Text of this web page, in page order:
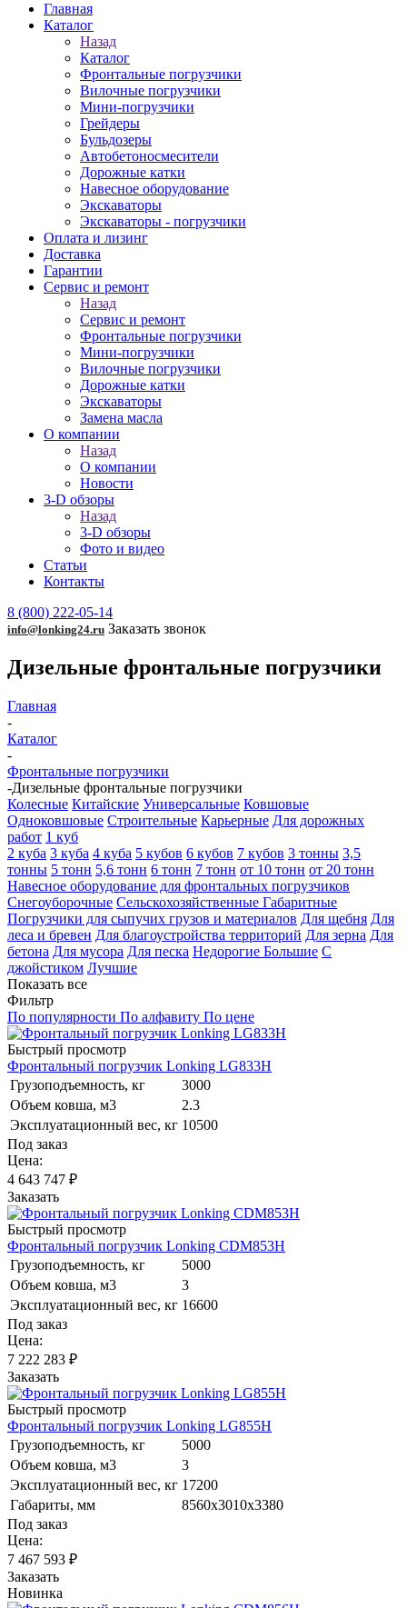
Главная
Каталог
Назад
Каталог
Фронтальные погрузчики
Вилочные погрузчики
Мини-погрузчики
Грейдеры
Бульдозеры
Автобетоносмесители
Дорожные катки
Навесное оборудование
Экскаваторы
Экскаваторы - погрузчики
Оплата и лизинг
Доставка
Гарантии
Сервис и ремонт
Назад
Сервис и ремонт
Фронтальные погрузчики
Мини-погрузчики
Вилочные погрузчики
Дорожные катки
Экскаваторы
Замена масла
О компании
Назад
О компании
Новости
3-D обзоры
Назад
3-D обзоры
Фото и видео
Статьи
Контакты
8 (800) 222-05-14
info@lonking24.ru Заказать звонок
Дизельные фронтальные погрузчики
Главная
-
Каталог
-
Фронтальные погрузчики
-Дизельные фронтальные погрузчики
Колесные Китайские Универсальные Ковшовые
Одноковшовые Строительные Карьерные Для дорожных
работ 1 куб
2 куба 3 куба 4 куба 5 кубов 6 кубов 7 кубов 3 тонны 3,5
тонны 5 тонн 5,6 тонн 6 тонн 7 тонн от 10 тонн от 20 тонн
Навесное оборудование для фронтальных погрузчиков
Снегоуборочные Сельскохозяйственные Габаритные
Погрузчики для сыпучих грузов и материалов Для щебня Для
леса и бревен Для благоустройства территорий Для зерна Для
бетона Для мусора Для песка Недорогие Большие С
джойстиком Лучшие
Показать все
Фильтр
По популярности По алфавиту По цене
Быстрый просмотр
Фронтальный погрузчик Lonking LG833H
Грузоподъемность, кг
3000
Объем ковша, м3
2.3
Эксплуатационный вес, кг 10500
Под заказ
Цена:
4 643 747 ₽
Заказать
Быстрый просмотр
Фронтальный погрузчик Lonking CDM853H
Грузоподъемность, кг
5000
Объем ковша, м3
3
Эксплуатационный вес, кг 16600
Под заказ
Цена:
7 222 283 ₽
Заказать
Быстрый просмотр
Фронтальный погрузчик Lonking LG855H
Грузоподъемность, кг
5000
Объем ковша, м3
3
Эксплуатационный вес, кг 17200
Габариты, мм
8560х3010х3380
Под заказ
Цена:
7 467 593 ₽
Заказать
Новинка